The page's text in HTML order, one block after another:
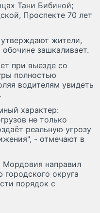
Тани Бибиной;
Проспекте 70 лет
жители,
зашкаливает.
при выезде со
полностью
водителям увидеть
характер:
не только
реальную угрозу
- отмечают в
направил
округа
порядок с